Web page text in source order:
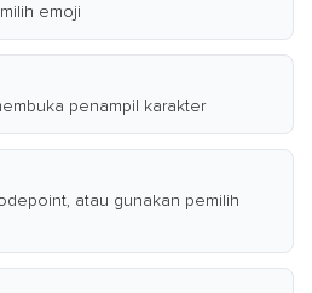
emoji
penampil karakter
atau gunakan pemilih